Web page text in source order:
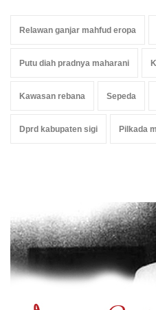
Relawan ganjar mahfud eropa
Putu diah pradnya maharani
Kawasan rebana Sepeda
Dprd kabupaten sigi Pilkada